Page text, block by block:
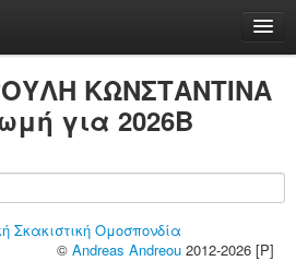
ΚΩΝΣΤΑΝΤΙΝΑ
για 2026B
Σκακιστική Ομοσπονδία
© Andreas Andreou 2012-2026 [P]